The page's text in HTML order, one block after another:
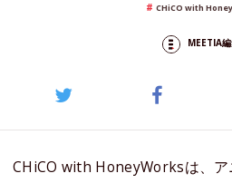
CHiCO with
MEETIA
CHiCO with HoneyWorksは、